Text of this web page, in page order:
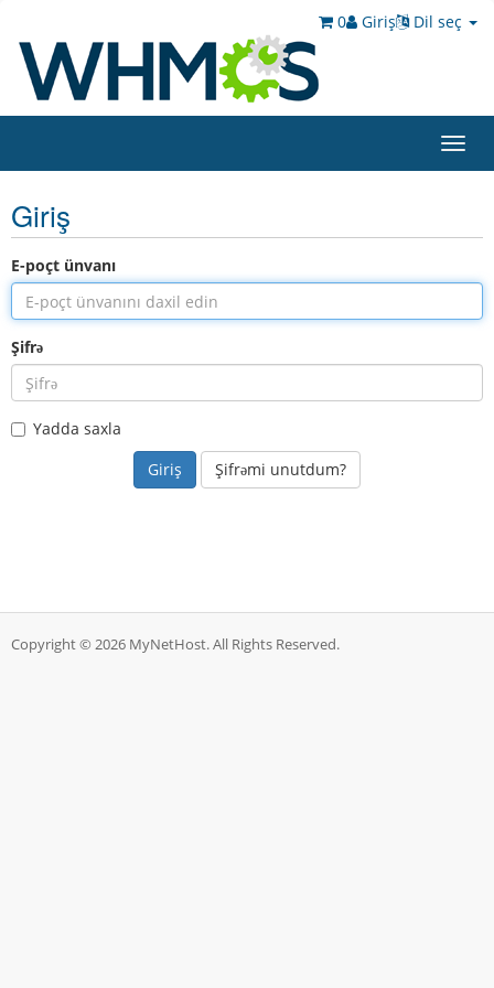
Dil seç
Giriş
0
Giriş
E-poçt ünvanı
Şifrə
Yadda saxla
Şifrəmi unutdum?
Copyright © 2026 MyNetHost. All Rights Reserved.